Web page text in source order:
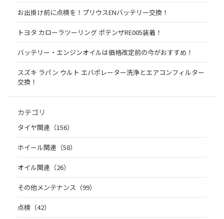
お出掛け前に点検を！プリウスENバッテリー交換！
トヨタ カローラツーリング ポテンザRE005装着！
バッテリー・エンジンオイルは価格改定前の今がおすすめ！
スズキ ラパン ウルト エバポレーター洗浄とエアコンフィルター
交換！
カテゴリ
タイヤ関連（156）
ホイール関連（58）
オイル関連（26）
その他メンテナンス（99）
点検（42）